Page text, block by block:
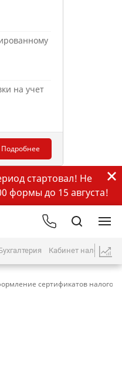
на учет
Подробнее
стартовал! Не
формы до 15 августа!
Кабинет
сертификатов